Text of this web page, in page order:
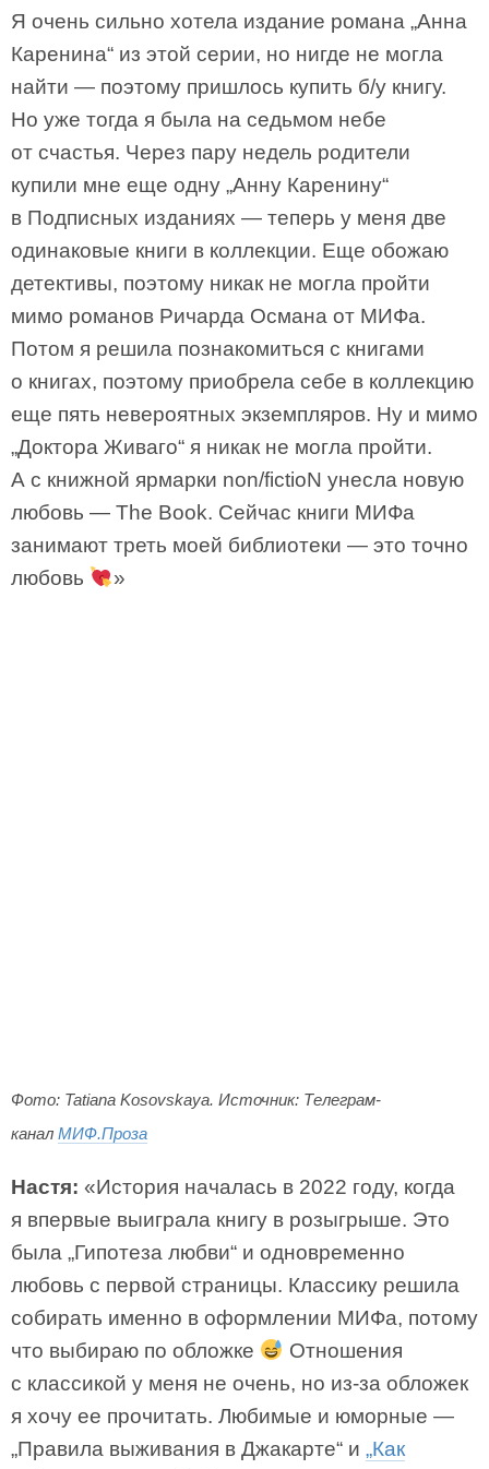
Я очень сильно хотела издание романа „Анна
Каренина“ из этой серии, но нигде не могла
найти — поэтому пришлось купить б/у книгу.
Но уже тогда я была на седьмом небе
от счастья. Через пару недель родители
купили мне еще одну „Анну Каренину“
в Подписных изданиях — теперь у меня две
одинаковые книги в коллекции. Еще обожаю
детективы, поэтому никак не могла пройти
мимо романов Ричарда Османа от МИФа.
Потом я решила познакомиться с книгами
о книгах, поэтому приобрела себе в коллекцию
еще пять невероятных экземпляров. Ну и мимо
„Доктора Живаго“ я никак не могла пройти.
А с книжной ярмарки non/fictioN унесла новую
любовь — The Book. Сейчас книги МИФа
занимают треть моей библиотеки — это точно
любовь
»
Фото: Tatiana Kosovskaya. Источник: Телеграм-
канал МИФ.Проза
Настя: «История началась в 2022 году, когда
я впервые выиграла книгу в розыгрыше. Это
была „Гипотеза любви“ и одновременно
любовь с первой страницы. Классику решила
собирать именно в оформлении МИФа, потому
что выбираю по обложке
Отношения
с классикой у меня не очень, но из-за обложек
я хочу ее прочитать. Любимые и юморные —
„Правила выживания в Джакарте“ и „Как